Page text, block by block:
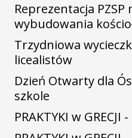
Reprezentacja
wybudowania
Trzydniowa
licealistów
Dzień Otwarty dla
szkole
PRAKTYKI w